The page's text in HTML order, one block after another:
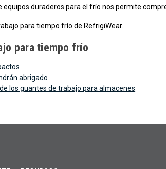
equipos duraderos para el frío nos permite
para tiempo frío de RefrigiWear.
para tiempo frío
abrigado
los guantes de trabajo para almacenes